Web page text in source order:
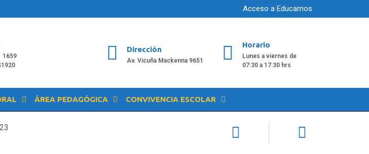
Acceso a Educamos
1659
Dirección
Av. Vicuña Mackenna 9651
Horario
Lunes a viernes de
07:30 a 17:30 hrs
ÁREA PEDAGÓGICA CONVIVENCIA ESCOLAR